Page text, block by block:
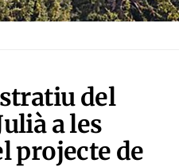
del
a les
projecte de